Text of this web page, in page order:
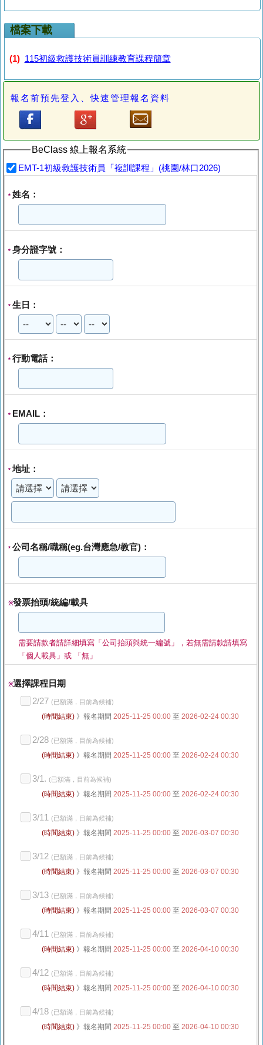
檔案下載
(1) 115初級救護技術員訓練教育課程簡章
報名前預先登入、快速管理報名資料
BeClass 線上報名系統
EMT-1初級救護技術員「複訓課程」(桃園/林口2026)
* 姓名：
* 身分證字號：
* 生日：
* 行動電話：
* EMAIL：
*地址：
* 公司名稱/職稱(eg.台灣應急/教官)：
※發票抬頭/統編/載具
需要請款者請詳細填寫「公司抬頭與統一編號」，若無需請款請填寫
「個人載具」或 「無」
※選擇課程日期
2/27 (已額滿，目前為候補)
(時間結束) 》報名期間 2025-11-25 00:00 至 2026-02-24 00:30
2/28 (已額滿，目前為候補)
(時間結束) 》報名期間 2025-11-25 00:00 至 2026-02-24 00:30
3/1. (已額滿，目前為候補)
(時間結束) 》報名期間 2025-11-25 00:00 至 2026-02-24 00:30
3/11 (已額滿，目前為候補)
(時間結束) 》報名期間 2025-11-25 00:00 至 2026-03-07 00:30
3/12 (已額滿，目前為候補)
(時間結束) 》報名期間 2025-11-25 00:00 至 2026-03-07 00:30
3/13 (已額滿，目前為候補)
(時間結束) 》報名期間 2025-11-25 00:00 至 2026-03-07 00:30
4/11 (已額滿，目前為候補)
(時間結束) 》報名期間 2025-11-25 00:00 至 2026-04-10 00:30
4/12 (已額滿，目前為候補)
(時間結束) 》報名期間 2025-11-25 00:00 至 2026-04-10 00:30
4/18 (已額滿，目前為候補)
(時間結束) 》報名期間 2025-11-25 00:00 至 2026-04-10 00:30